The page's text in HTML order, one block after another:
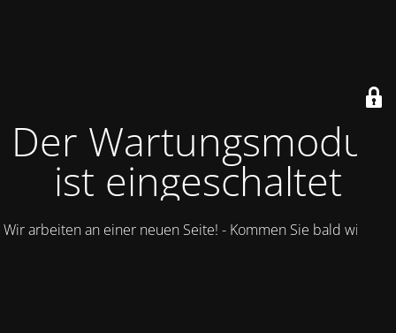
Der Wartungsmodus
ist eingeschaltet
Wir arbeiten an einer neuen Seite! - Kommen Sie bald wieder.